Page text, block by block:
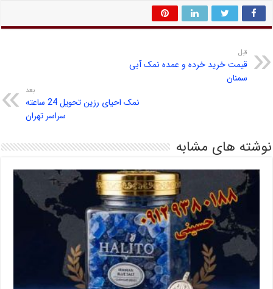
قبل
قیمت خرید خرده و عمده نمک آبی
سمنان
بعد
نمک احیای رزین تحویل 24 ساعته
سراسر تهران
نوشته های مشابه